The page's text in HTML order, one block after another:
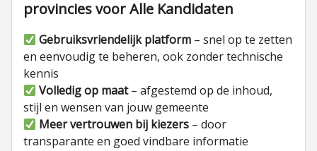
provincies voor Alle Kandidaten
Gebruiksvriendelijk platform – snel op te zetten
en eenvoudig te beheren, ook zonder technische
kennis
Volledig op maat– afgestemd op de inhoud,
stijl en wensen van jouw gemeente
Meer vertrouwen bij kiezers – door
transparante en goed vindbare informatie